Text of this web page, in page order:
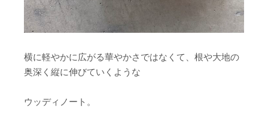
横に軽やかに広がる華やかさではなくて、根や大地の
奥深く縦に伸びていくような
ウッディノート。